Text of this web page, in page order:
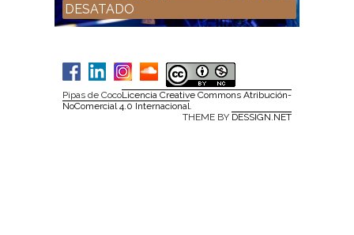
DESATADO
Pipas de CocoLicencia Creative Commons Atribución-
NoComercial 4.0 Internacional.
THEME BY DESSIGN.NET